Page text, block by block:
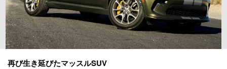
再び生き延びたマッスルSUV